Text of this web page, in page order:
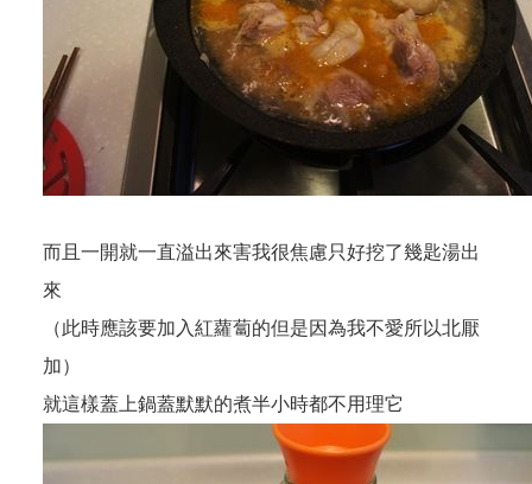
而且一開就一直溢出來害我很焦慮只好挖了幾匙湯出
來
（此時應該要加入紅蘿蔔的但是因為我不愛所以北厭
加）
就這樣蓋上鍋蓋默默的煮半小時都不用理它